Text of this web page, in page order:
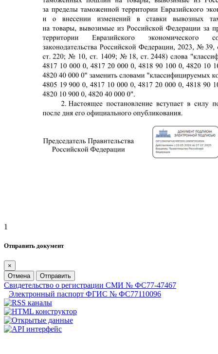
1
Отправить документ
×
Отмена
Отправить
Свидетельство о регистрации СМИ № ФС77-47467
Электронный паспорт ФГИС № ФС77110096